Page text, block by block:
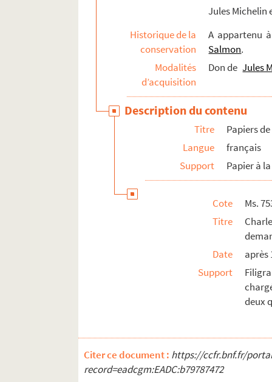
Jules Michelin
Historique de la
conservation
A appartenu
Salmon.
Modalités
d’acquisition
Don de Jules
Description du contenu
Titre
Papiers
Langue
français
Support
Papier à
Cote
Ms.
Titre
Date
après
Support
deux
Citer ce document : https://ccfr.bnf.fr/
record=eadcgm:EADC:b79787472